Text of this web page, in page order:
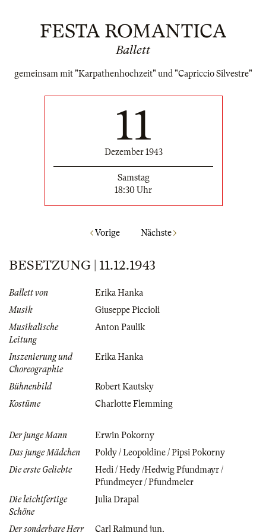
FESTA ROMANTICA
Ballett
gemeinsam mit "Karpathenhochzeit" und "Capriccio Silvestre"
11
Dezember 1943
Samstag
18:30 Uhr
Vorige Nächste
BESETZUNG | 11.12.1943
Ballett von
Erika Hanka
Musik
Giuseppe Piccioli
Musikalische
Leitung
Anton Paulik
Inszenierung und
Choreographie
Erika Hanka
Bühnenbild
Robert Kautsky
Kostüme
Charlotte Flemming
Der junge Mann
Erwin Pokorny
Das junge Mädchen
Poldy / Leopoldine / Pipsi Pokorny
Die erste Geliebte
Hedi / Hedy /Hedwig Pfundmayr /
Pfundmeyer / Pfundmeier
Die leichtfertige
Schöne
Julia Drapal
Der sonderbare Herr Carl Raimund jun.